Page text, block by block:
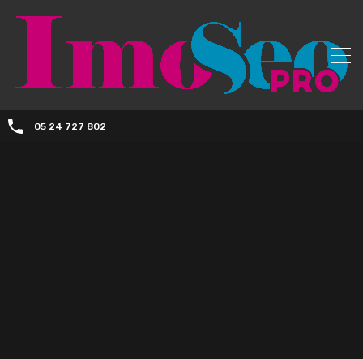
05 24 727 802